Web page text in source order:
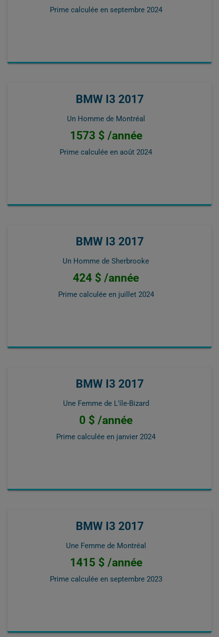
Prime calculée en septembre 2024
BMW I3 2017
Un Homme de Montréal
1573 $ /année
Prime calculée en août 2024
BMW I3 2017
Un Homme de Sherbrooke
424 $ /année
Prime calculée en juillet 2024
BMW I3 2017
Une Femme de L'île-Bizard
0 $ /année
Prime calculée en janvier 2024
BMW I3 2017
Une Femme de Montréal
1415 $ /année
Prime calculée en septembre 2023